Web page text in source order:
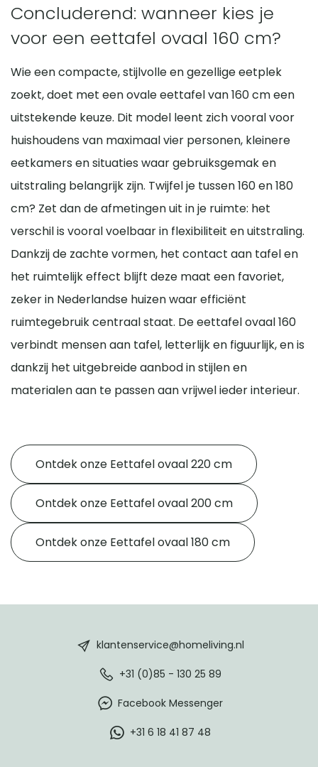
Concluderend: wanneer kies je
voor een eettafel ovaal 160 cm?
Wie een compacte, stijlvolle en gezellige eetplek
zoekt, doet met een ovale eettafel van 160 cm een
uitstekende keuze. Dit model leent zich vooral voor
huishoudens van maximaal vier personen, kleinere
eetkamers en situaties waar gebruiksgemak en
uitstraling belangrijk zijn. Twijfel je tussen 160 en 180
cm? Zet dan de afmetingen uit in je ruimte: het
verschil is vooral voelbaar in flexibiliteit en uitstraling.
Dankzij de zachte vormen, het contact aan tafel en
het ruimtelijk effect blijft deze maat een favoriet,
zeker in Nederlandse huizen waar efficiënt
ruimtegebruik centraal staat. De eettafel ovaal 160
verbindt mensen aan tafel, letterlijk en figuurlijk, en is
dankzij het uitgebreide aanbod in stijlen en
materialen aan te passen aan vrijwel ieder interieur.
Ontdek onze Eettafel ovaal 220 cm
Ontdek onze Eettafel ovaal 200 cm
Ontdek onze Eettafel ovaal 180 cm
klantenservice@homeliving.nl
+31 (0)85 - 130 25 89
Facebook Messenger
+31 6 18 41 87 48